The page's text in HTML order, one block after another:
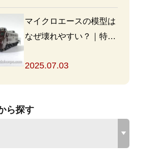
マイクロエースの模型は
なぜ壊れやすい？｜特徴
2025.07.03
ら探す